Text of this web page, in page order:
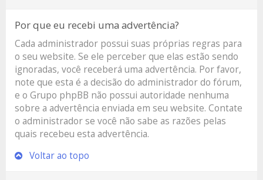
Por que eu recebi uma advertência?
Cada administrador possui suas próprias regras para
o seu website. Se ele perceber que elas estão sendo
ignoradas, você receberá uma advertência. Por favor,
note que esta é a decisão do administrador do fórum,
e o Grupo phpBB não possui autoridade nenhuma
sobre a advertência enviada em seu website. Contate
o administrador se você não sabe as razões pelas
quais recebeu esta advertência.
Voltar ao topo